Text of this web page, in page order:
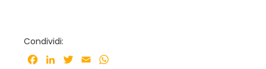
Condividi:
Facebook
LinkedInTwitter
Email